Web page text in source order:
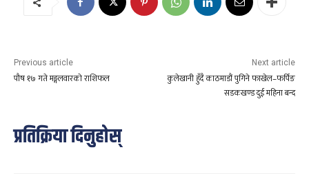
Previous article
पौष १७ गते मङ्गलवारको राशिफल
Next article
कुलेखानी हुँदै काठमाडौं पुगिने फाखेल–फर्पिङ
सडकखण्ड दुई महिना बन्द
प्रतिक्रिया दिनुहोस्